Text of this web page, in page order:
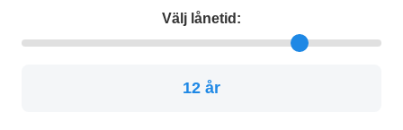
Välj lånetid:
12 år